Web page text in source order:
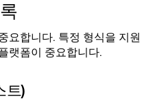
요합니다. 특정 형식을 지원
랫폼이 중요합니다.
트)